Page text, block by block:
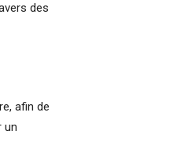
des
afin de
un